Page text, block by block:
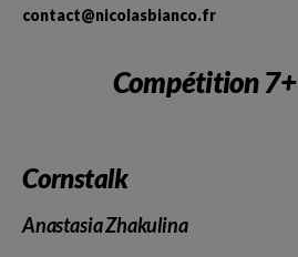
contact@nicolasbianco.fr
Compétition 7+
Cornstalk
Anastasia Zhakulina